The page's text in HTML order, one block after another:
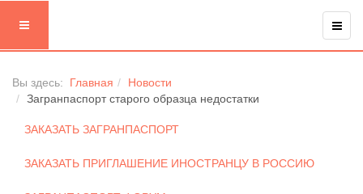
Вы здесь: Главная
Новости
Загранпаспорт старого образца недостатки
ЗАКАЗАТЬ ЗАГРАНПАСПОРТ
ЗАКАЗАТЬ ПРИГЛАШЕНИЕ ИНОСТРАНЦУ В РОССИЮ